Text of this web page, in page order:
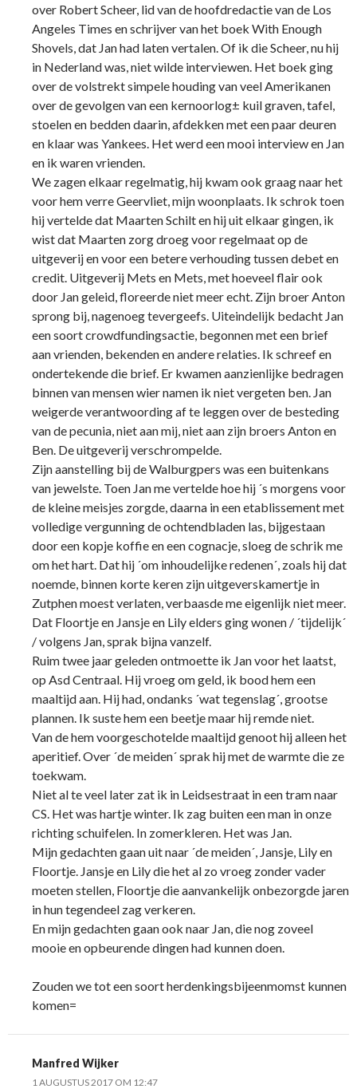
over Robert Scheer, lid van de hoofdredactie van de Los
Angeles Times en schrijver van het boek With Enough
Shovels, dat Jan had laten vertalen. Of ik die Scheer, nu hij
in Nederland was, niet wilde interviewen. Het boek ging
over de volstrekt simpele houding van veel Amerikanen
over de gevolgen van een kernoorlog± kuil graven, tafel,
stoelen en bedden daarin, afdekken met een paar deuren
en klaar was Yankees. Het werd een mooi interview en Jan
en ik waren vrienden.
We zagen elkaar regelmatig, hij kwam ook graag naar het
voor hem verre Geervliet, mijn woonplaats. Ik schrok toen
hij vertelde dat Maarten Schilt en hij uit elkaar gingen, ik
wist dat Maarten zorg droeg voor regelmaat op de
uitgeverij en voor een betere verhouding tussen debet en
credit. Uitgeverij Mets en Mets, met hoeveel flair ook
door Jan geleid, floreerde niet meer echt. Zijn broer Anton
sprong bij, nagenoeg tevergeefs. Uiteindelijk bedacht Jan
een soort crowdfundingsactie, begonnen met een brief
aan vrienden, bekenden en andere relaties. Ik schreef en
ondertekende die brief. Er kwamen aanzienlijke bedragen
binnen van mensen wier namen ik niet vergeten ben. Jan
weigerde verantwoording af te leggen over de besteding
van de pecunia, niet aan mij, niet aan zijn broers Anton en
Ben. De uitgeverij verschrompelde.
Zijn aanstelling bij de Walburgpers was een buitenkans
van jewelste. Toen Jan me vertelde hoe hij ´s morgens voor
de kleine meisjes zorgde, daarna in een etablissement met
volledige vergunning de ochtendbladen las, bijgestaan
door een kopje koffie en een cognacje, sloeg de schrik me
om het hart. Dat hij ´om inhoudelijke redenen´, zoals hij dat
noemde, binnen korte keren zijn uitgeverskamertje in
Zutphen moest verlaten, verbaasde me eigenlijk niet meer.
Dat Floortje en Jansje en Lily elders ging wonen / ´tijdelijk´
/ volgens Jan, sprak bijna vanzelf.
Ruim twee jaar geleden ontmoette ik Jan voor het laatst,
op Asd Centraal. Hij vroeg om geld, ik bood hem een
maaltijd aan. Hij had, ondanks ´wat tegenslag´, grootse
plannen. Ik suste hem een beetje maar hij remde niet.
Van de hem voorgeschotelde maaltijd genoot hij alleen het
aperitief. Over ´de meiden´ sprak hij met de warmte die ze
toekwam.
Niet al te veel later zat ik in Leidsestraat in een tram naar
CS. Het was hartje winter. Ik zag buiten een man in onze
richting schuifelen. In zomerkleren. Het was Jan.
Mijn gedachten gaan uit naar ´de meiden´, Jansje, Lily en
Floortje. Jansje en Lily die het al zo vroeg zonder vader
moeten stellen, Floortje die aanvankelijk onbezorgde jaren
in hun tegendeel zag verkeren.
En mijn gedachten gaan ook naar Jan, die nog zoveel
mooie en opbeurende dingen had kunnen doen.
Zouden we tot een soort herdenkingsbijeenmomst kunnen
komen=
Manfred Wijker
1 AUGUSTUS 2017 OM 12:47